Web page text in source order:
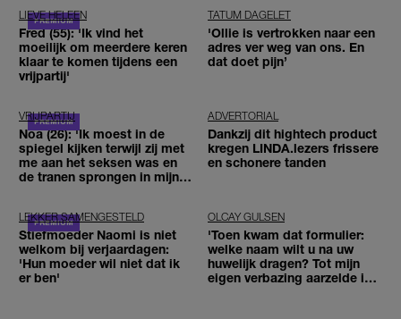
LIEVE HELEEN
Fred (55): 'Ik vind het
moeilijk om meerdere keren
klaar te komen tijdens een
vrijpartij'
TATUM DAGELET
'Ollie is vertrokken naar een
adres ver weg van ons. En
dat doet pijn’
VRIJPARTIJ
Noa (26): 'Ik moest in de
spiegel kijken terwijl zij met
me aan het seksen was en
de tranen sprongen in mijn
ADVERTORIAL
Dankzij dit hightech product
kregen LINDA.lezers frissere
en schonere tanden
LEKKER SAMENGESTELD
Stiefmoeder Naomi is niet
welkom bij verjaardagen:
'Hun moeder wil niet dat ik
er ben'
OLCAY GULSEN
'Toen kwam dat formulier:
welke naam wilt u na uw
huwelijk dragen? Tot mijn
eigen verbazing aarzelde ik